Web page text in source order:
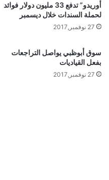
أوريدو” تدفع 33 مليون دولار فوائد
لحملة السندات خلال ديسمبر
27 نوفمبر,2017
سوق أبوظبي يواصل التراجعات
بفعل القياديات
27 نوفمبر,2017